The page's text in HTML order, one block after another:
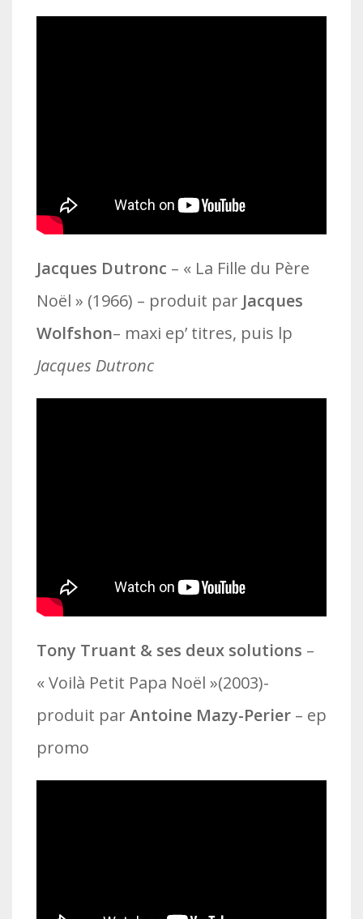
Jacques Dutronc – « La Fille du Père
Noël » (1966) – produit par Jacques
Wolfshon– maxi ep’ titres, puis lp
Jacques Dutronc
Tony Truant & ses deux solutions –
« Voilà Petit Papa Noël »(2003)-
produit par Antoine Mazy-Perier – ep
promo